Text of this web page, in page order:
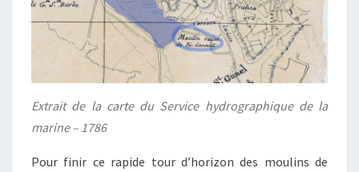
Extrait de la carte du Service hydrographique de la
marine – 1786
Pour finir ce rapide tour d’horizon des moulins de